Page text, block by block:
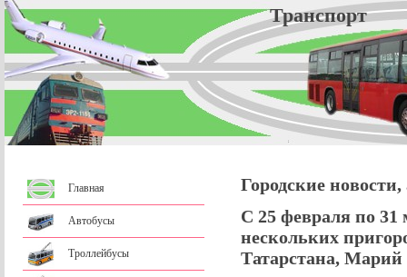
Главная
Автобусы
Троллейбусы
Городские
С 25 февраля по 31
нескольких
Татарстана,